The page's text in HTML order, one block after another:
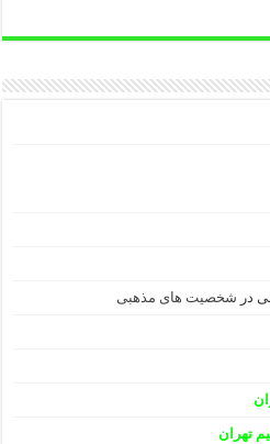
در شخصیت های مذهبی
تهران